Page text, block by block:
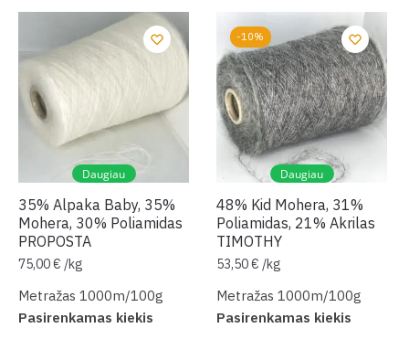
Daugiau
35% Alpaka Baby, 35%
Mohera, 30% Poliamidas
PROPOSTA
75,00€ /kg
Metražas 1000m/100g
Pasirenkamas kiekis
-10%
Daugiau
48% Kid Mohera, 31%
Poliamidas, 21% Akrilas
TIMOTHY
53,50€ /kg
Metražas 1000m/100g
Pasirenkamas kiekis